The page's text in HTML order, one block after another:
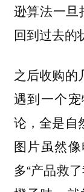
逊算法一旦
回到过去的
之后收购的
遇到一个
论，全是自
图片虽然
多“产品救